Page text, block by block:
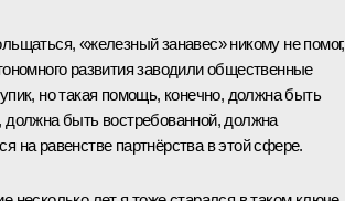
«железный занавес» никому не помог,
развития заводили общественные
но такая помощь, конечно, должна быть
должна быть востребованной, должна
на равенстве партнёрства в этой сфере.